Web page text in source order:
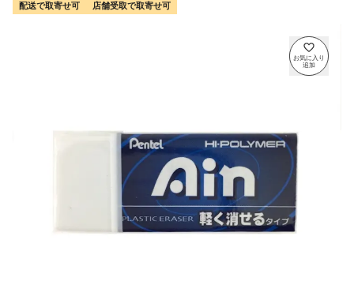
配送で取寄せ可 店舗受取で取寄せ可